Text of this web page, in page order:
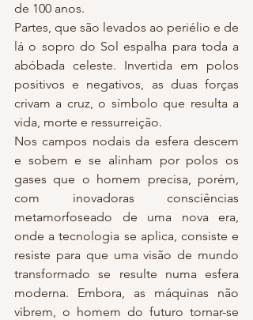
de 100 anos.
Partes, que são levados ao periélio e de
lá o sopro do Sol espalha para toda a
abóbada celeste. Invertida em polos
positivos e negativos, as duas forças
crivam a cruz, o símbolo que resulta a
vida, morte e ressurreição.
Nos campos nodais da esfera descem
e sobem e se alinham por polos os
gases que o homem precisa, porém,
com inovadoras consciências
metamorfoseado de uma nova era,
onde a tecnologia se aplica, consiste e
resiste para que uma visão de mundo
transformado se resulte numa esfera
moderna. Embora, as máquinas não
vibrem, o homem do futuro tornar-se